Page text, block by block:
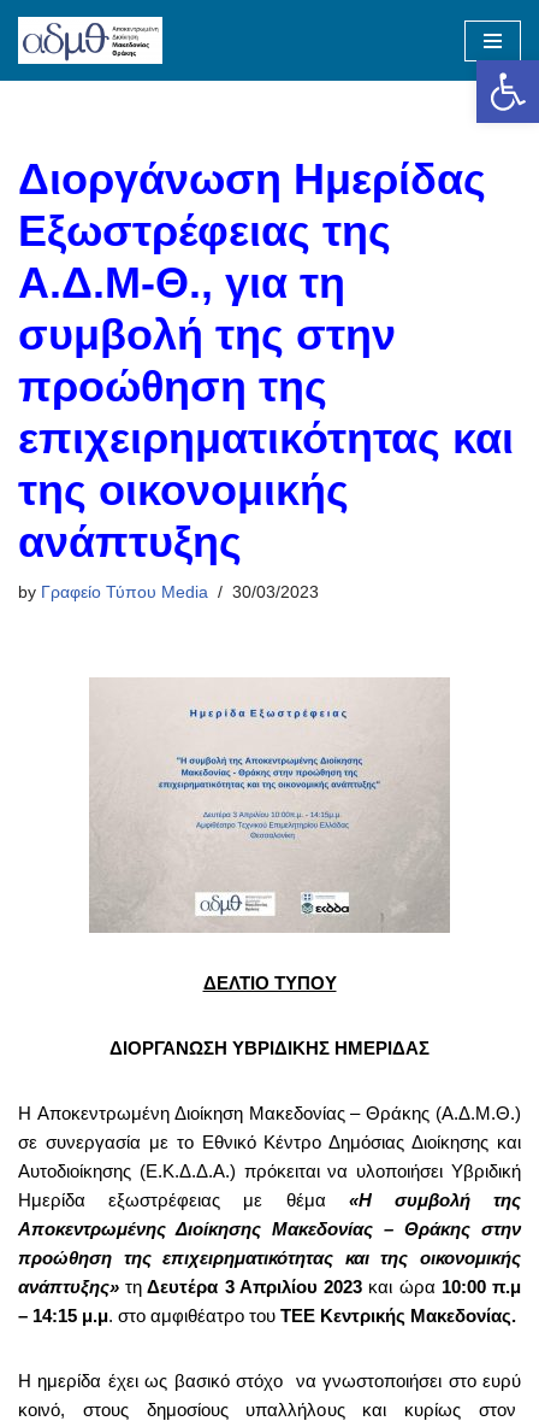
Skip
Διοργάνωση Ημερίδας
Εξωστρέφειας της
Α.Δ.Μ-Θ., για τη
συμβολή της στην
προώθηση της
επιχειρηματικότητας και
της οικονομικής
ανάπτυξης
by Γραφείο Τύπου Media 30/03/2023
ΔΕΛΤΙΟ ΤΥΠΟΥ
ΔΙΟΡΓΑΝΩΣΗ ΥΒΡΙΔΙΚΗΣ ΗΜΕΡΙΔΑΣ
H Αποκεντρωμένη Διοίκηση Μακεδονίας – Θράκης (Α.Δ.Μ.Θ.)
σε συνεργασία με το Εθνικό Κέντρο Δημόσιας Διοίκησης και
Αυτοδιοίκησης (Ε.Κ.Δ.Δ.Α.) πρόκειται να υλοποιήσει Υβριδική
Ημερίδα εξωστρέφειας με θέμα «Η συμβολή της
Αποκεντρωμένης Διοίκησης Μακεδονίας – Θράκης στην
προώθηση της επιχειρηματικότητας και της οικονομικής
ανάπτυξης»τη Δευτέρα 3 Απριλίου 2023 και ώρα 10:00 π.μ
– 14:15 μ.μ. στο αμφιθέατρο του ΤΕΕ Κεντρικής Μακεδονίας.
Η ημερίδα έχει ως βασικό στόχο να γνωστοποιήσει στο ευρύ
κοινό, στους δημοσίους υπαλλήλους και κυρίως στον